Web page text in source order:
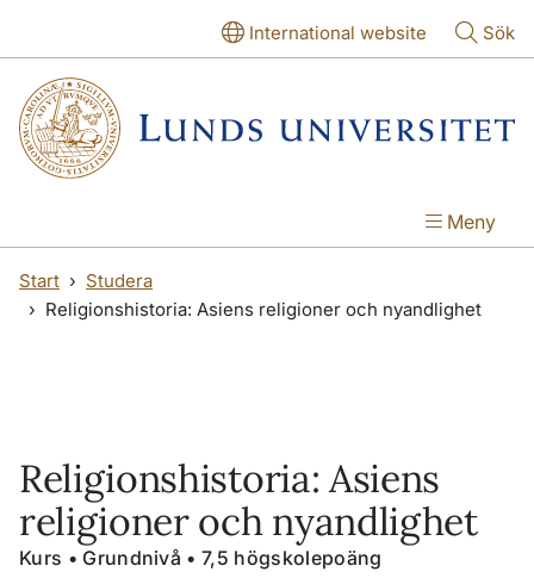
International website Sök
Meny
Start
Studera
Religionshistoria: Asiens religioner och nyandlighet
Religionshistoria: Asiens
religioner och nyandlighet
Kurs • Grundnivå • 7,5 högskolepoäng